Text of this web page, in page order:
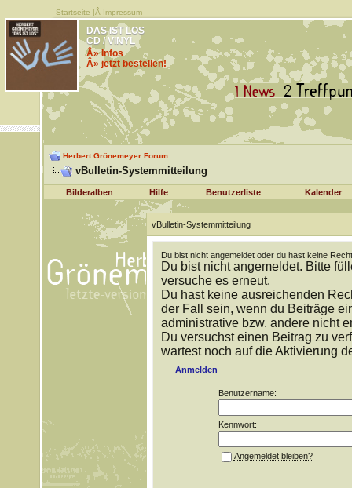
Startseite |Â Impressum
DAS IST LOS
CD / VINYL
Â» Infos
Â» jetzt bestellen!
Herbert Grönemeyer Forum
vBulletin-Systemmitteilung
Bilderalben Hilfe Benutzerliste Kalender
vBulletin-Systemmitteilung
Du bist nicht angemeldet oder du hast keine
Du bist nicht angemeldet. Bitte
versuche es erneut.
Du hast keine ausreichenden
der Fall sein, wenn du Beiträge
administrative bzw. andere nicht
Du versuchst einen Beitrag zu
wartest noch auf die Aktivierung
Anmelden
Benutzername:
Kennwort:
Angemeldet bleiben?